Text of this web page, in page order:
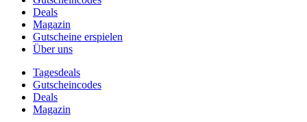
Deals
Magazin
Gutscheine erspielen
Über uns
Tagesdeals
Gutscheincodes
Deals
Magazin